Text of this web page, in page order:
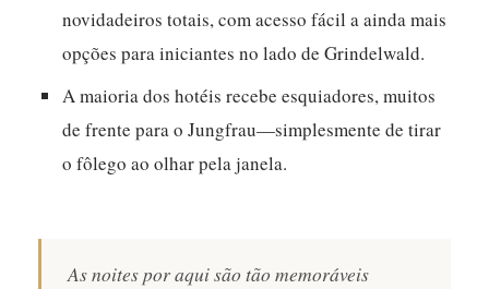
novidadeiros totais, com acesso fácil a ainda mais
opções para iniciantes no lado de Grindelwald.
A maioria dos hotéis recebe esquiadores, muitos
de frente para o Jungfrau—simplesmente de tirar
o fôlego ao olhar pela janela.
As noites por aqui são tão memoráveis